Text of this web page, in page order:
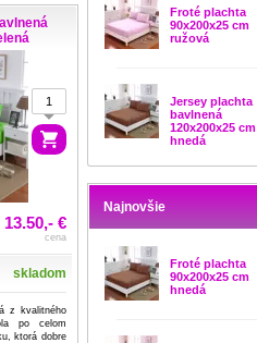
Froté plachta
90x200x25 cm
ružová
Jersey plachta
bavlnená
120x200x25 cm
hnedá
Najnovšie
Froté plachta
90x200x25 cm
hnedá
13.50,- €
cena
skladom
z kvalitného
po celom
ktorá dobre